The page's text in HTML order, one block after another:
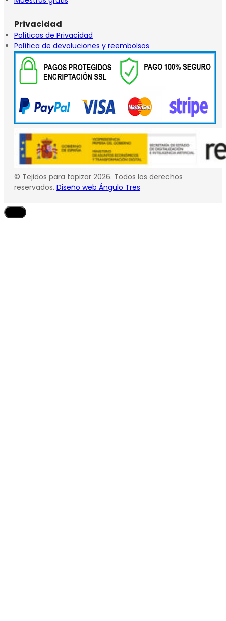
Privacidad
Políticas de Privacidad
Política de devoluciones y reembolsos
© Tejidos para tapizar 2026. Todos los derechos
reservados. Diseño web Ángulo Tres